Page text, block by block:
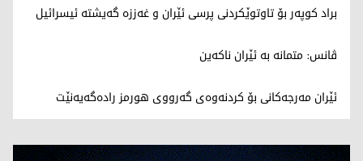
براد کوپەر بۆ تاوتوێکردنی پرسی ئێران و غەززە گەیشتە ئیسرائیل
ڤانس: متمانە بە ئێران ناکەین
ئێران مەرجەکانی بۆ کردنەوەی گەرووی هورمز رادەگەیەنێت